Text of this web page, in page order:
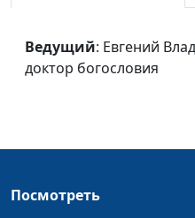
Откровение о Боге
Отце
Слово Божье
Ведущий: Евгений
доктор богословия
Посмотреть